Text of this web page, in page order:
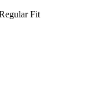
Fit